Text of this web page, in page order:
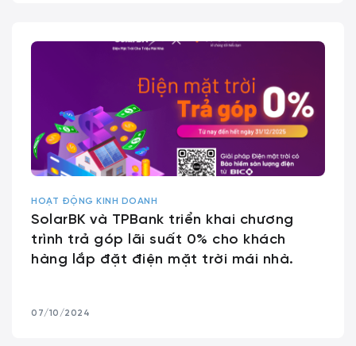
HOẠT ĐỘNG KINH DOANH
SolarBK và TPBank triển khai chương
trình trả góp lãi suất 0% cho khách
hàng lắp đặt điện mặt trời mái nhà.
07/10/2024